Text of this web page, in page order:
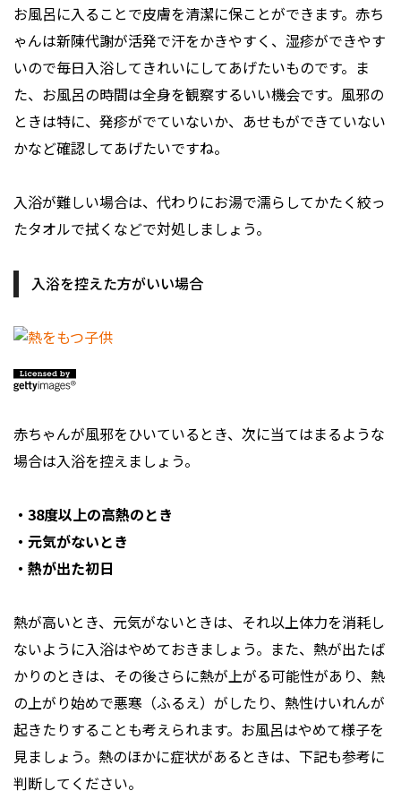
お風呂に入ることで皮膚を清潔に保ことができます。赤ち
ゃんは新陳代謝が活発で汗をかきやすく、湿疹ができやす
いので毎日入浴してきれいにしてあげたいものです。ま
た、お風呂の時間は全身を観察するいい機会です。風邪の
ときは特に、発疹がでていないか、あせもができていない
かなど確認してあげたいですね。
入浴が難しい場合は、代わりにお湯で濡らしてかたく絞っ
たタオルで拭くなどで対処しましょう。
入浴を控えた方がいい場合
赤ちゃんが風邪をひいているとき、次に当てはまるような
場合は入浴を控えましょう。
・38度以上の高熱のとき
・元気がないとき
・熱が出た初日
熱が高いとき、元気がないときは、それ以上体力を消耗し
ないように入浴はやめておきましょう。また、熱が出たば
かりのときは、その後さらに熱が上がる可能性があり、熱
の上がり始めで悪寒（ふるえ）がしたり、熱性けいれんが
起きたりすることも考えられます。お風呂はやめて様子を
見ましょう。熱のほかに症状があるときは、下記も参考に
判断してください。